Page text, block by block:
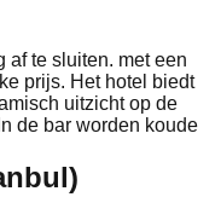
af te sluiten. met een
prijs. Het hotel biedt
uitzicht op de
de bar worden koude